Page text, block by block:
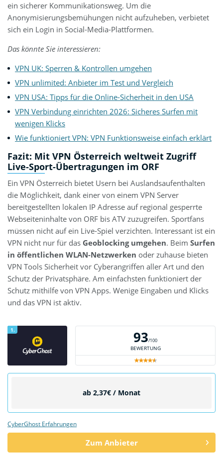
ein sicherer Kommunikationsweg. Um die
Anonymisierungsbemühungen nicht aufzuheben, verbietet
sich ein Login in Social-Media-Plattformen.
Das könnte Sie interessieren:
VPN UK: Sperren & Kontrollen umgehen
VPN unlimited: Anbieter im Test und Vergleich
VPN USA: Tipps für die Online-Sicherheit in den USA
VPN Verbindung einrichten 2026: Sicheres Surfen mit
wenigen Klicks
Wie funktioniert VPN: VPN Funktionsweise einfach erklärt
Fazit: Mit VPN Österreich weltweit Zugriff
Live-Sport-Übertragungen im ORF
Ein VPN Österreich bietet Usern bei Auslandsaufenthalten
die Möglichkeit, dank einer von einem VPN Server
bereitgestellten lokalen IP Adresse auf regional gesperrte
Webseiteninhalte von ORF bis ATV zuzugreifen. Sportfans
müssen nicht auf ein Live-Spiel verzichten. Interessant ist ein
VPN nicht nur für das Geoblocking umgehen. Beim Surfen
in öffentlichen WLAN-Netzwerken oder zuhause bieten
VPN Tools Sicherheit vor Cyberangriffen aller Art und den
Schutz der Privatsphäre. Am einfachsten funktioniert der
Schutz mithilfe von VPN Apps. Wenige Eingaben und Klicks
und das VPN ist aktiv.
1. 93/100
BEWERTUNG
ab 2,37€ / Monat
CyberGhost Erfahrungen
Zum Anbieter